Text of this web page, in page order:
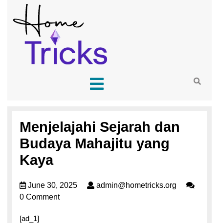
Menjelajahi Sejarah dan
Budaya Mahajitu yang
Kaya
June 30, 2025
admin@hometricks.org
0 Comment
[ad_1]